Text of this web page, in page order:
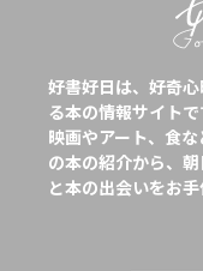
好書好日は、好奇
る本の情報サイトで
映画やアート、食
の本の紹介から、
と本の出会いをお手